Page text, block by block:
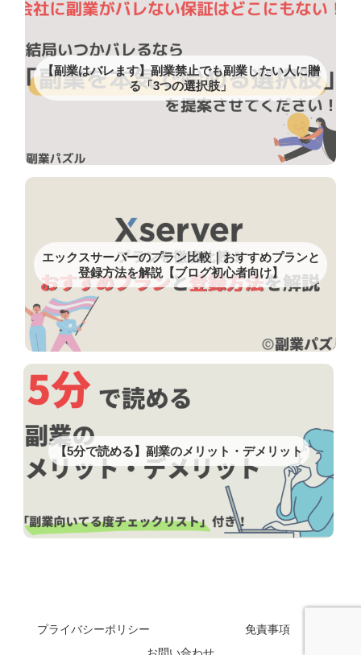
【副業はバレます】副業禁止でも副業したい人に贈
る「3つの選択肢」
エックスサーバーのプラン比較｜おすすめプランと
登録方法を解説【ブログ初心者向け】
【5分で読める】副業のメリット・デメリット
プライバシーポリシー
免責事項